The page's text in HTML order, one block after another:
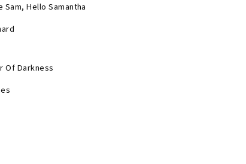
Sam, Hello Samantha
Of Darkness